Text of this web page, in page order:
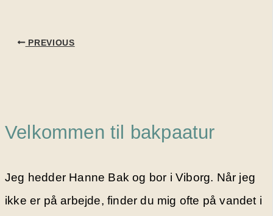
PREVIOUS
Velkommen til bakpaatur
Jeg hedder Hanne Bak og bor i Viborg. Når jeg
ikke er på arbejde, finder du mig ofte på vandet i